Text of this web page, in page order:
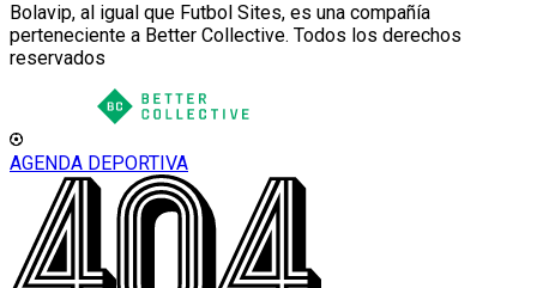
Bolavip, al igual que Futbol Sites, es una compañía
perteneciente a Better Collective. Todos los derechos
reservados
AGENDA DEPORTIVA